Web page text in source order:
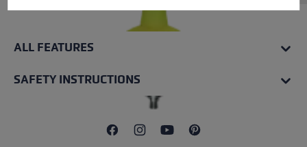
ALL FEATURES
SAFETY INSTRUCTIONS